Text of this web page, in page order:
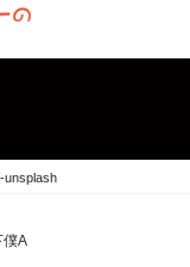
unsplash
僕A